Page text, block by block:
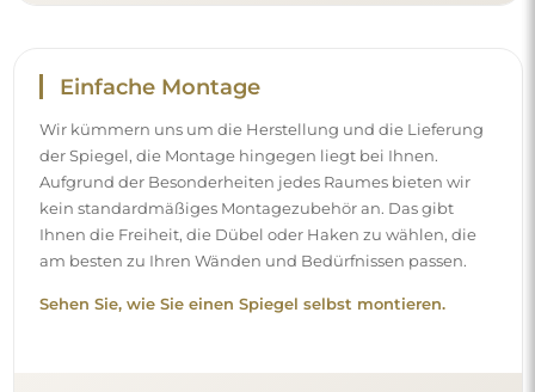
Einfache Montage
Wir kümmern uns um die Herstellung und die Lieferung
der Spiegel, die Montage hingegen liegt bei Ihnen.
Aufgrund der Besonderheiten jedes Raumes bieten wir
kein standardmäßiges Montagezubehör an. Das gibt
Ihnen die Freiheit, die Dübel oder Haken zu wählen, die
am besten zu Ihren Wänden und Bedürfnissen passen.
Sehen Sie, wie Sie einen Spiegel selbst montieren.